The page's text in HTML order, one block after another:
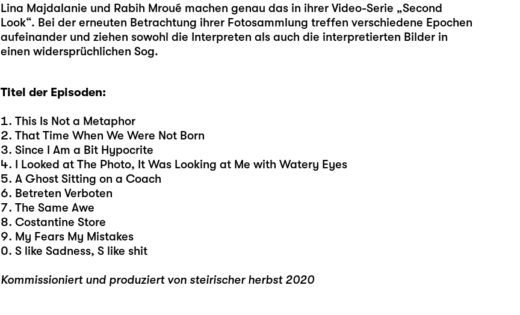
Lina Majdalanie und Rabih Mroué machen genau das in ihrer Video-Serie „Second
Look“. Bei der erneuten Betrachtung ihrer Fotosammlung treffen verschiedene Epochen
aufeinander und ziehen sowohl die Interpreten als auch die interpretierten Bilder in
einen widersprüchlichen Sog.
Titel der Episoden:
This Is Not a Metaphor
That Time When We Were Not Born
Since I Am a Bit Hypocrite
I Looked at The Photo, It Was Looking at Me with Watery Eyes
A Ghost Sitting on a Coach
Betreten Verboten
The Same Awe
Costantine Store
My Fears My Mistakes
S like Sadness, S like shit
Kommissioniert und produziert von steirischer herbst 2020